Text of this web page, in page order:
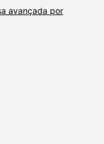
avançada por